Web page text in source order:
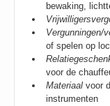
bewaking,
Vergunningen/
of spelen op
voor de
Materiaal voor
instrumenten